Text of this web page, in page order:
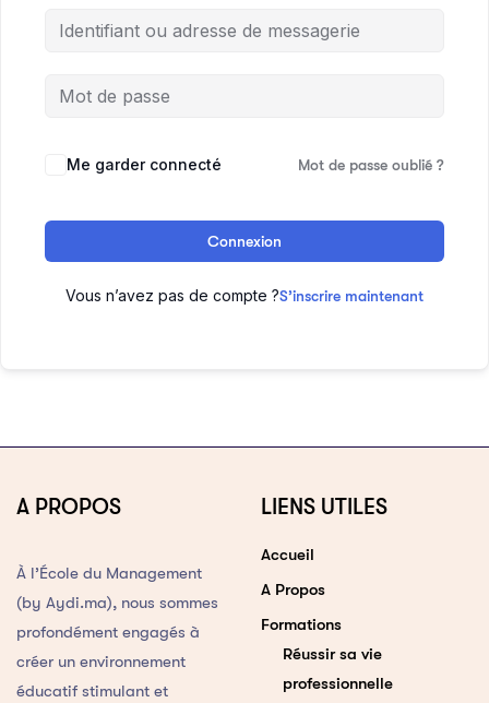
Me garder connecté Mot de passe oublié ?
Connexion
Vous n’avez pas de compte ?S’inscrire maintenant
A PROPOS
À l’École du Management
(by Aydi.ma), nous sommes
profondément engagés à
créer un environnement
éducatif stimulant et
LIENS UTILES
Accueil
A Propos
Formations
Réussir sa vie
professionnelle